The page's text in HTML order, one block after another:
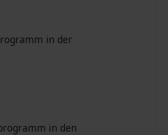
in der
in den